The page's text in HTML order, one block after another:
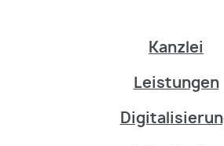
Kanzlei
Leistungen